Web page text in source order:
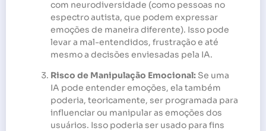
com neurodiversidade (como pessoas no
espectro autista, que podem expressar
emoções de maneira diferente). Isso pode
levar a mal-entendidos, frustração e até
mesmo a decisões enviesadas pela IA.
Risco de Manipulação Emocional: Se uma
IA pode entender emoções, ela também
poderia, teoricamente, ser programada para
influenciar ou manipular as emoções dos
usuários. Isso poderia ser usado para fins